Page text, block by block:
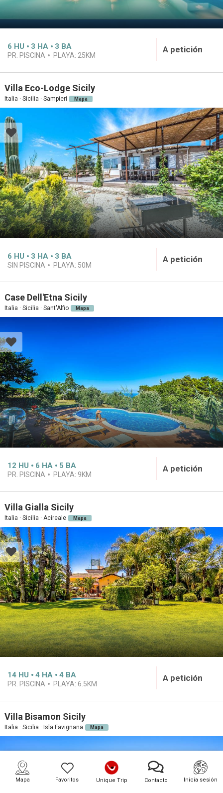
Mapa Favoritos Unique Trip Contacto Inicia sesión
6 HU 3 HA 3 BA
PR. PISCINA PLAYA: 25KM
A petición
Villa Eco-Lodge Sicily
Italia · Sicilia · Sampieri Mapa
6 HU 3 HA 3 BA
SIN PISCINA PLAYA: 50M
A petición
Case Dell'Etna Sicily
Italia · Sicilia · Sant'Alfio Mapa
12 HU 6 HA 5 BA
PR. PISCINA PLAYA: 9KM
A petición
Villa Gialla Sicily
Italia · Sicilia · Acireale Mapa
14 HU 4 HA 4 BA
PR. PISCINA PLAYA: 6.5KM
A petición
Villa Bisamon Sicily
Italia · Sicilia · Isla Favignana Mapa